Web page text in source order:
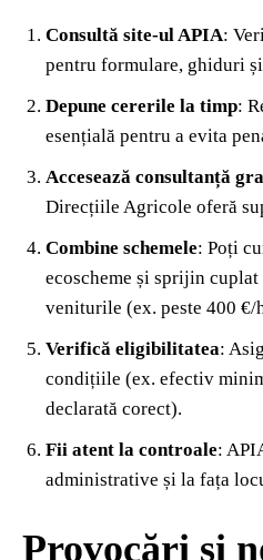
Consultă site-ul APIA:
pentru formulare, ghiduri
Depune cererile la timp:
esențială pentru a evita
Accesează consultanță
Direcțiile Agricole oferă
Combine schemele: Poți
ecoscheme și sprijin
veniturile (ex. peste 400
Verifică eligibilitatea:
condițiile (ex. efectiv
declarată corect).
Fii atent la controale:
administrative și la fața
Provocări și